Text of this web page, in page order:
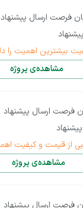
فرصت ارسال پیشنهاد
پیشنهاد
بیشترین اهمیت را
مشاهده‌ی پروژه
فرصت ارسال پیشنهاد
پیشنهاد
از قیمت و کیفیت
مشاهده‌ی پروژه